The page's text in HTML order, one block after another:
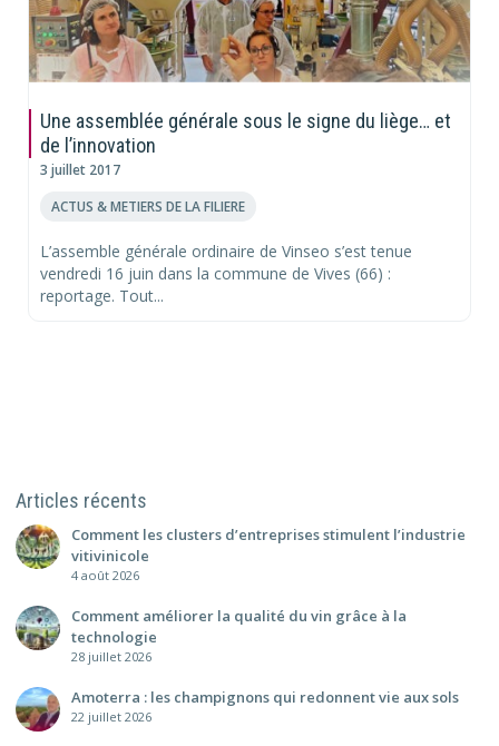
Une assemblée générale sous le signe du liège… et
de l’innovation
3 juillet 2017
ACTUS & METIERS DE LA FILIERE
L’assemble générale ordinaire de Vinseo s’est tenue
vendredi 16 juin dans la commune de Vives (66) :
reportage. Tout...
Articles récents
Comment les clusters d’entreprises stimulent l’industrie
vitivinicole
4 août 2026
Comment améliorer la qualité du vin grâce à la
technologie
28 juillet 2026
Amoterra : les champignons qui redonnent vie aux sols
22 juillet 2026